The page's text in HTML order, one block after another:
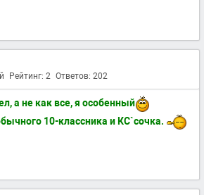
Рейтинг: 2 Ответов: 202
а не как все, я особенный
10-классника и КС`сочка.